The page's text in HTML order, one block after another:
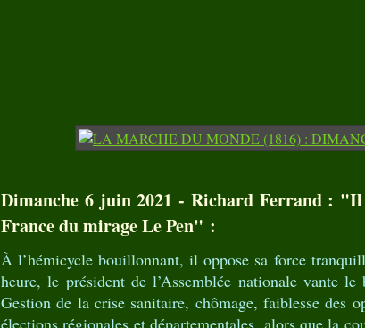
Dimanche 6 juin 2021 - Richard Ferrand :
France du mirage Le Pen" :
À l’hémicycle bouillonnant, il oppose sa force
heure, le président de l’Assemblée nationale vante
Gestion de la crise sanitaire, chômage, faiblesse des
élections régionales et départementales, alors que la